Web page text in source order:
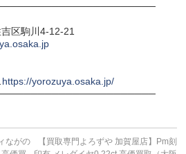
区駒川4-12-21
https://yorozuya.osaka.jp/
ながの
【買取専門よろずや 加賀屋店】Pm刻